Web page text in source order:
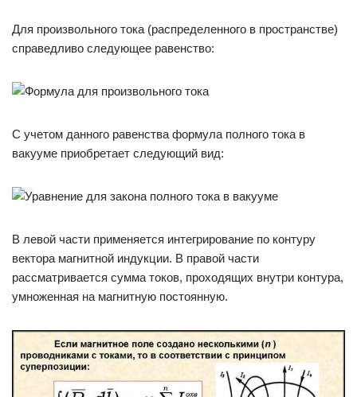
Для произвольного тока (распределенного в пространстве)
справедливо следующее равенство:
С учетом данного равенства формула полного тока в
вакууме приобретает следующий вид:
В левой части применяется интегрирование по контуру
вектора магнитной индукции. В правой части
рассматривается сумма токов, проходящих внутри контура,
умноженная на магнитную постоянную.